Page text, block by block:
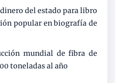
del estado para libro
popular en biografía de
mundial de fibra de
toneladas al año